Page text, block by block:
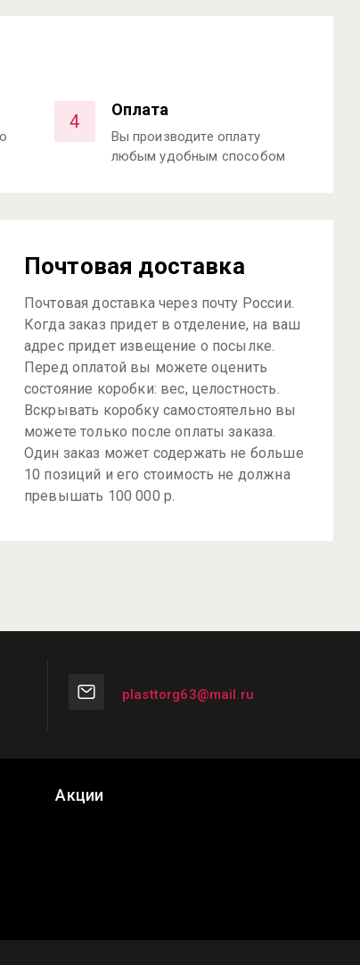
4
Оплата
Вы производите оплату
любым удобным способом
Почтовая доставка
Почтовая доставка через почту России.
Когда заказ придет в отделение, на ваш
адрес придет извещение о посылке.
Перед оплатой вы можете оценить
состояние коробки: вес, целостность.
Вскрывать коробку самостоятельно вы
можете только после оплаты заказа.
Один заказ может содержать не больше
10 позиций и его стоимость не должна
превышать 100 000 р.
plasttorg63@mail.ru
Акции